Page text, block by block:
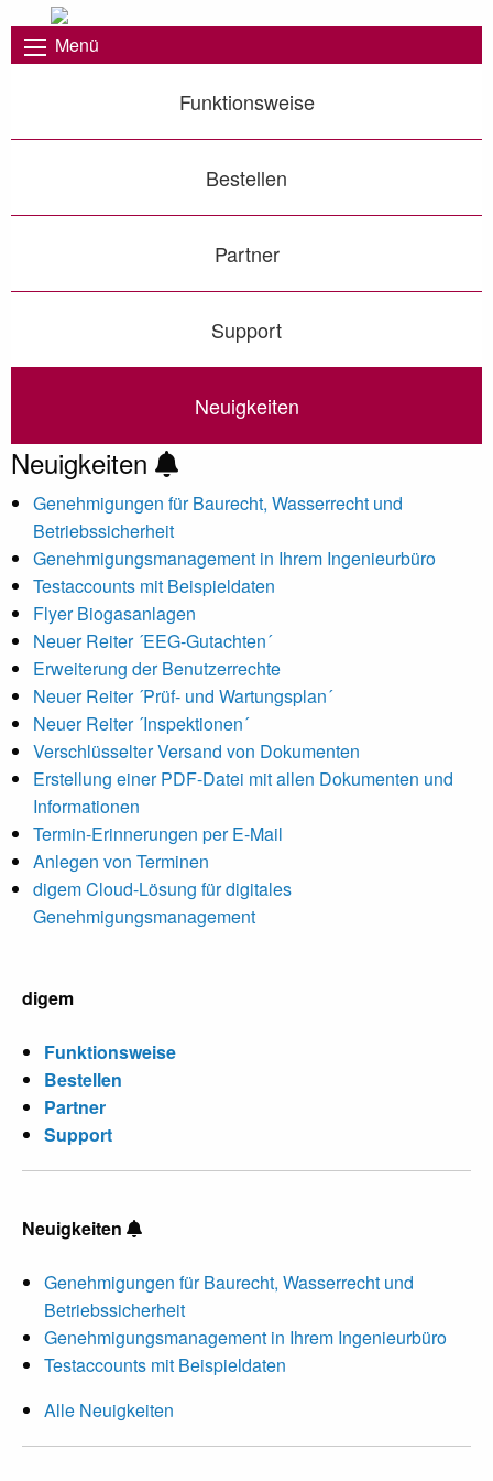
Menü
Funktionsweise
Bestellen
Partner
Support
Neuigkeiten
Neuigkeiten
Genehmigungen für Baurecht, Wasserrecht und
Betriebssicherheit
Genehmigungsmanagement in Ihrem Ingenieurbüro
Testaccounts mit Beispieldaten
Flyer Biogasanlagen
Neuer Reiter ´EEG-Gutachten´
Erweiterung der Benutzerrechte
Neuer Reiter ´Prüf- und Wartungsplan´
Neuer Reiter ´Inspektionen´
Verschlüsselter Versand von Dokumenten
Erstellung einer PDF-Datei mit allen Dokumenten und
Informationen
Termin-Erinnerungen per E-Mail
Anlegen von Terminen
digem Cloud-Lösung für digitales
Genehmigungsmanagement
digem
Funktionsweise
Bestellen
Partner
Support
Neuigkeiten
Genehmigungen für Baurecht, Wasserrecht und
Betriebssicherheit
Genehmigungsmanagement in Ihrem Ingenieurbüro
Testaccounts mit Beispieldaten
Alle Neuigkeiten